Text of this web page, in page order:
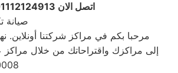
اتصل الان 01112124913 – 01220261030
صيانة
مرحبا بكم في مراكز شركتنا أونلاين.
إلى مراكزك واقتراحاتك من خلال مراكز